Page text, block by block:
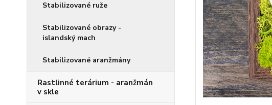
Stabilizované ruže
Stabilizované obrazy -
islandský mach
Stabilizované aranžmány
Rastlinné terárium - aranžmán
v skle